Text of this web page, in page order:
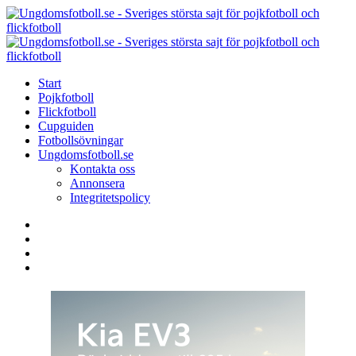
Menu
Search
Menu
Start
Pojkfotboll
Flickfotboll
Cupguiden
Fotbollsövningar
Ungdomsfotboll.se
Kontakta oss
Annonsera
Integritetspolicy